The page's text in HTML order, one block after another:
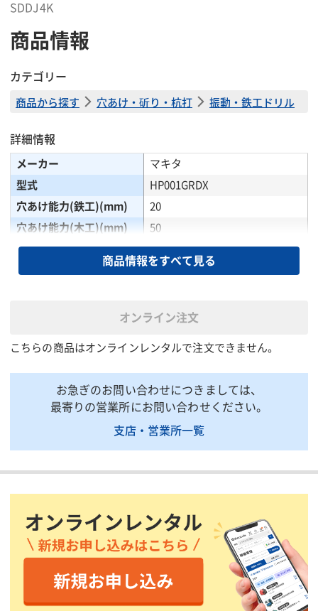
SDDJ4K
商品情報
カテゴリー
商品から探す 穴あけ・斫り・杭打 振動・鉄工ドリル
詳細情報
メーカー
マキタ
型式
HP001GRDX
穴あけ能力(鉄工)(mm)
20
穴あけ能力(木工)(mm)
50
穴あけ能力(座堀)(mm)
76
高速モード回転数(min-
0〜2600
0〜650
高速モード打撃数(min-
0〜39000
0〜9750
φ10×90
(mm)
チャック能力(mm)
1.5〜13
電圧(V)
全幅(mm)
86
全高(mm)
270
質量(バッテリ含む)(kg)
商品情報をすべて見る
オンライン注文
こちらの商品はオンラインレンタルで注文できません。
お急ぎのお問い合わせにつきましては、
最寄りの営業所にお問い合わせください。
支店・営業所一覧